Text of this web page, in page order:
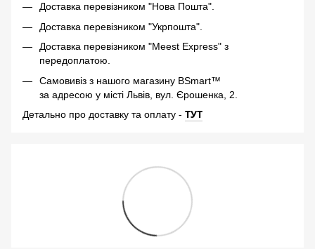
Доставка перевізником "Нова Пошта".
Доставка перевізником "Укрпошта".
Доставка перевізником "Meest Express" з
передоплатою.
Самовивіз з нашого магазину BSmart™
за адресою у місті Львів, вул. Єрошенка, 2.
Детально про доставку та оплату - ТУТ